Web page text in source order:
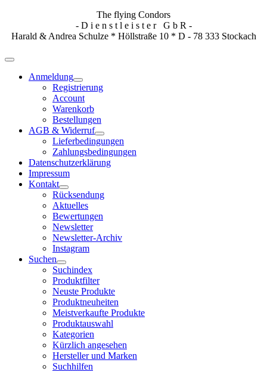
The flying Condors
- D i e n s t l e i s t e r G b R -
Harald & Andrea Schulze * Höllstraße 10 * D - 78 333 Stockach
Anmeldung
Registrierung
Account
Warenkorb
Bestellungen
AGB & Widerruf
Lieferbedingungen
Zahlungsbedingungen
Datenschutzerklärung
Impressum
Kontakt
Rücksendung
Aktuelles
Bewertungen
Newsletter
Newsletter-Archiv
Instagram
Suchen
Suchindex
Produktfilter
Neuste Produkte
Produktneuheiten
Meistverkaufte Produkte
Produktauswahl
Kategorien
Kürzlich angesehen
Hersteller und Marken
Suchhilfen